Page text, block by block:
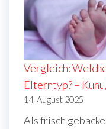
Vergleich:
Elterntyp? –
14. August 2025
Als frisch